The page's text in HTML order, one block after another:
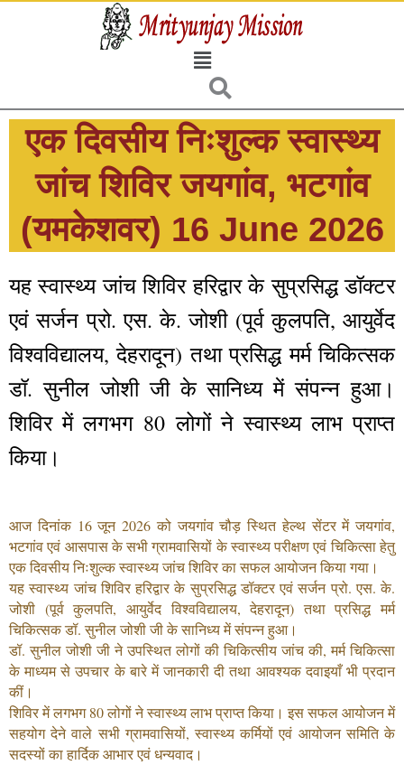
Menu
एक दिवसीय निःशुल्क स्वास्थ्य
जांच शिविर जयगांव, भटगांव
(यमकेशवर) 16 June 2026
यह स्वास्थ्य जांच शिविर हरिद्वार के सुप्रसिद्ध डॉक्टर
एवं सर्जन प्रो. एस. के. जोशी (पूर्व कुलपति, आयुर्वेद
विश्वविद्यालय, देहरादून) तथा प्रसिद्ध मर्म चिकित्सक
डॉ. सुनील जोशी जी के सानिध्य में संपन्न हुआ।
शिविर में लगभग 80 लोगों ने स्वास्थ्य लाभ प्राप्त
किया।
आज दिनांक 16 जून 2026 को जयगांव चौड़ स्थित हेल्थ सेंटर में जयगांव,
भटगांव एवं आसपास के सभी ग्रामवासियों के स्वास्थ्य परीक्षण एवं चिकित्सा हेतु
एक दिवसीय निःशुल्क स्वास्थ्य जांच शिविर का सफल आयोजन किया गया।
यह स्वास्थ्य जांच शिविर हरिद्वार के सुप्रसिद्ध डॉक्टर एवं सर्जन प्रो. एस. के.
जोशी (पूर्व कुलपति, आयुर्वेद विश्वविद्यालय, देहरादून) तथा प्रसिद्ध मर्म
चिकित्सक डॉ. सुनील जोशी जी के सानिध्य में संपन्न हुआ।
डॉ. सुनील जोशी जी ने उपस्थित लोगों की चिकित्सीय जांच की, मर्म चिकित्सा
के माध्यम से उपचार के बारे में जानकारी दी तथा आवश्यक दवाइयाँ भी प्रदान
कीं।
शिविर में लगभग 80 लोगों ने स्वास्थ्य लाभ प्राप्त किया। इस सफल आयोजन में
सहयोग देने वाले सभी ग्रामवासियों, स्वास्थ्य कर्मियों एवं आयोजन समिति के
सदस्यों का हार्दिक आभार एवं धन्यवाद।